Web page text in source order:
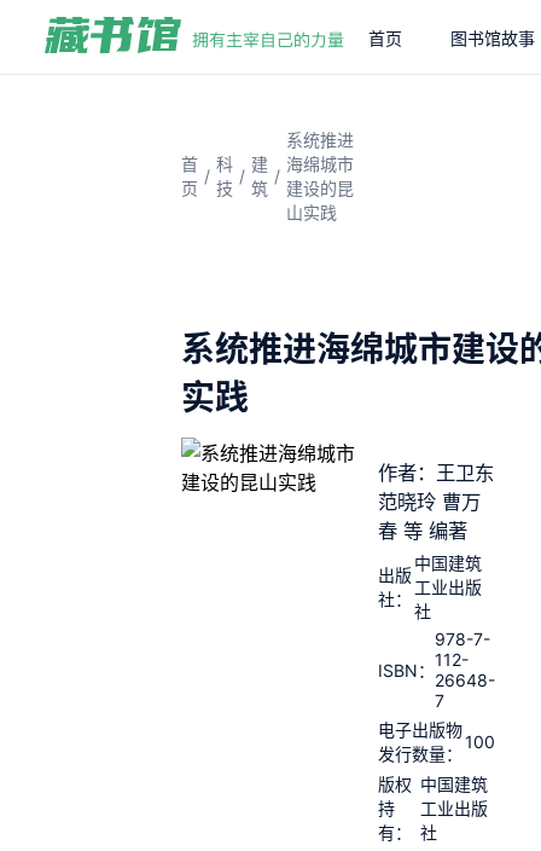
首页 图书馆故事
首
页
/
科
技
/
建
筑
/
系统推进
海绵城市
建设的昆
山实践
系统推进海绵城市建设
实践
作者：王卫东
范晓玲 曹万
春 等 编著
出版
社：
中国建筑
工业出版
社
ISBN：
978-7-
112-
26648-
7
电子出版物
发行数量：
100
版权
持
有：
中国建筑
工业出版
社